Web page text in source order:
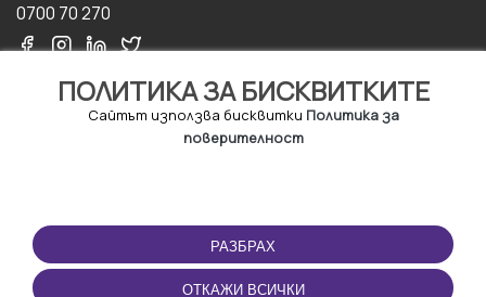
ПОЛИТИКА ЗА БИСКВИТКИТЕ
Сайтът използва бисквитки Политика за
поверителност
РАЗБРАХ
ОТКАЖИ ВСИЧКИ
0700 70 270
ПОЛЗВАНЕ
Правила и условия за
ползване
ПРИЛОЖЕНИЕТО